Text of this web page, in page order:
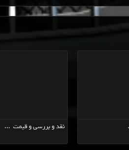
نقد و بررسی و قیمت ب ...